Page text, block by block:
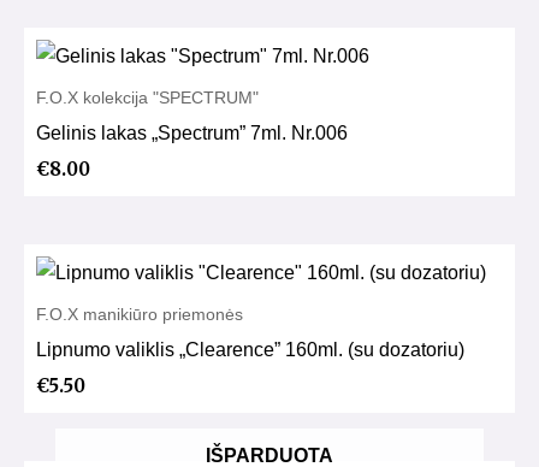
F.O.X kolekcija "SPECTRUM"
Gelinis lakas „Spectrum” 7ml. Nr.006
€8.00
F.O.X manikiūro priemonės
Lipnumo valiklis „Clearence” 160ml. (su dozatoriu)
€5.50
IŠPARDUOTA